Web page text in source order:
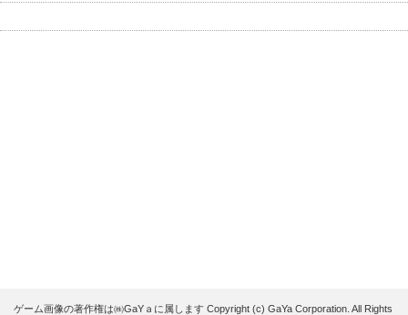
ゲーム画像の著作権は㈱GaYａに属します Copyright (c) GaYa Corporation. All Rights